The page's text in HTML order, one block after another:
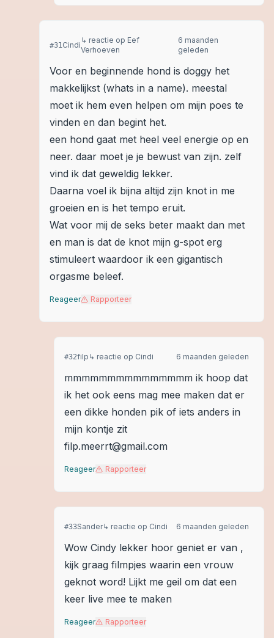
#31Cindi
↳ reactie op Eef
Verhoeven
6 maanden
geleden
Voor en beginnende hond is doggy het
makkelijkst (whats in a name). meestal
moet ik hem even helpen om mijn poes te
vinden en dan begint het.
een hond gaat met heel veel energie op en
neer. daar moet je je bewust van zijn. zelf
vind ik dat geweldig lekker.
Daarna voel ik bijna altijd zijn knot in me
groeien en is het tempo eruit.
Wat voor mij de seks beter maakt dan met
en man is dat de knot mijn g-spot erg
stimuleert waardoor ik een gigantisch
orgasme beleef.
Reageer Rapporteer
#32filp ↳ reactie op Cindi 6 maanden geleden
mmmmmmmmmmmmmmm ik hoop dat
ik het ook eens mag mee maken dat er
een dikke honden pik of iets anders in
mijn kontje zit
filp.meerrt@gmail.com
Reageer Rapporteer
#33Sander↳ reactie op Cindi 6 maanden geleden
Wow Cindy lekker hoor geniet er van ,
kijk graag filmpjes waarin een vrouw
geknot word! Lijkt me geil om dat een
keer live mee te maken
Reageer Rapporteer